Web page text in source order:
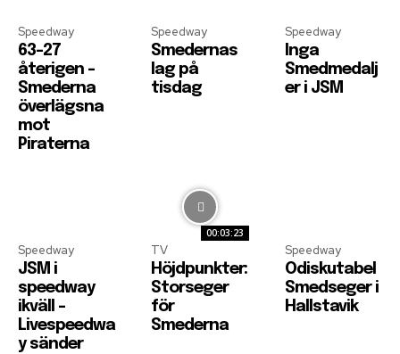
Speedway
63-27
återigen –
Smederna
överlägsna
mot
Piraterna
Speedway
Smedernas
lag på
tisdag
Speedway
Inga
Smedmedalj
er i JSM
Speedway
JSM i
speedway
ikväll –
Livespeedwa
y sänder
00:03:23
TV
Höjdpunkter:
Storseger
för
Smederna
Speedway
Odiskutabel
Smedseger i
Hallstavik